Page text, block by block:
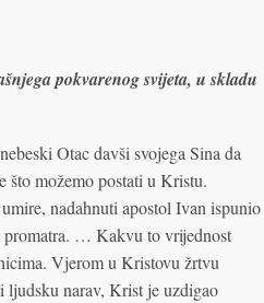
pokvarenog svijeta, u skladu
Otac davši svojega Sina da
što možemo postati u Kristu.
nadahnuti apostol Ivan ispunio
promatra. … Kakvu to vrijednost
Vjerom u Kristovu žrtvu
narav, Krist je uzdigao